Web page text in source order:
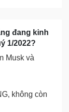
đang kinh
1/2022?
Musk và
không còn